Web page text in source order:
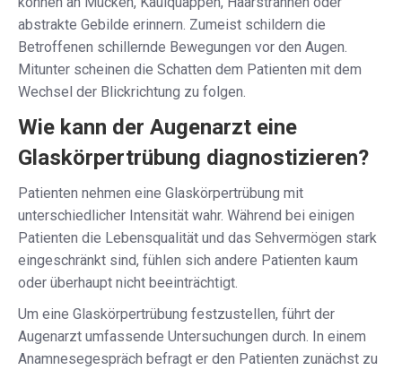
abstrakte Gebilde erinnern. Zumeist schildern die
Betroffenen schillernde Bewegungen vor den Augen.
Mitunter scheinen die Schatten dem Patienten mit dem
Wechsel der Blickrichtung zu folgen.
Wie kann der Augenarzt eine
Glaskörpertrübung diagnostizieren?
Patienten nehmen eine Glaskörpertrübung mit
unterschiedlicher Intensität wahr. Während bei einigen
Patienten die Lebensqualität und das Sehvermögen stark
eingeschränkt sind, fühlen sich andere Patienten kaum
oder überhaupt nicht beeinträchtigt.
Um eine Glaskörpertrübung festzustellen, führt der
Augenarzt umfassende Untersuchungen durch. In einem
Anamnesegespräch befragt er den Patienten zunächst zu